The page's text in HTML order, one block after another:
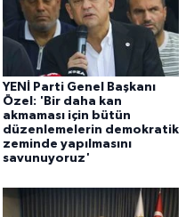
YENİ Parti Genel Başkanı
Özel: 'Bir daha kan
akmaması için bütün
düzenlemelerin demokratik
zeminde yapılmasını
savunuyoruz'